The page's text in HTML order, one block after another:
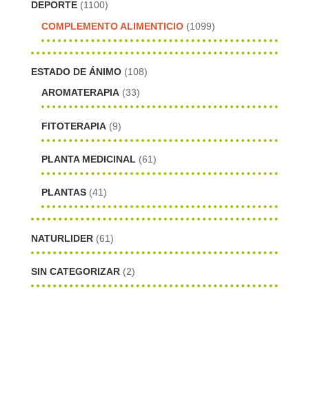
DEPORTE (1100)
COMPLEMENTO ALIMENTICIO (1099)
ESTADO DE ÁNIMO (108)
AROMATERAPIA (33)
FITOTERAPIA (9)
PLANTA MEDICINAL (61)
PLANTAS (41)
NATURLIDER (61)
SIN CATEGORIZAR (2)